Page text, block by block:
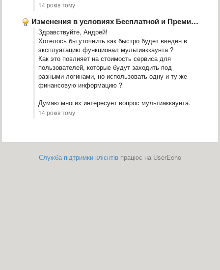
14 років тому
Изменения в условиях Бесплатной и Премиум версий
Здравствуйте, Андрей!
Хотелось бы уточнить как быстро будет введен в
эксплуатацию функционал мультиаккаунта ?
Как это повлияет на стоимость сервиса для
пользователей, которые будут заходить под
разными логинами, но использовать одну и ту же
финансовую информацию ?
Думаю многих интересует вопрос мультиаккаунта.
14 років тому
Служба підтримки клієнтів працює на UserEcho